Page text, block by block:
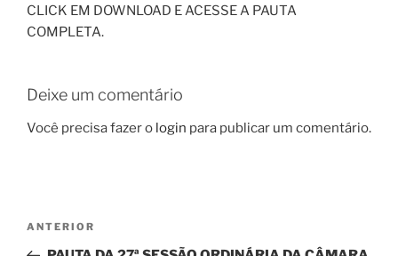
CLICK EM DOWNLOAD E ACESSE A PAUTA
COMPLETA.
Deixe um comentário
Você precisa fazer o login para publicar um comentário.
ANTERIOR